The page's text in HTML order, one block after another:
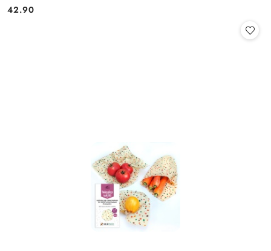
Cena:
42.90